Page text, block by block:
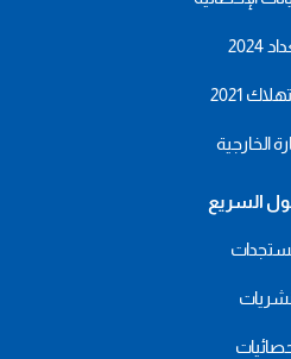
2024
2021
الخارجية
السريع